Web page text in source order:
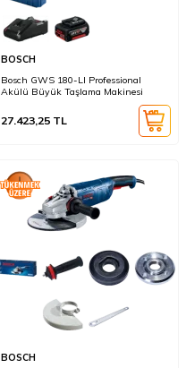
BOSCH
Bosch GWS 180-LI Professional
Akülü Büyük Taşlama Makinesi
27.423,25 TL
BOSCH